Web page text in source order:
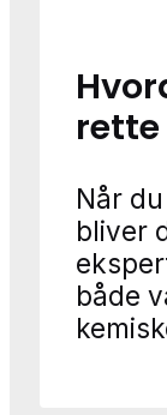
Når
bliver
både